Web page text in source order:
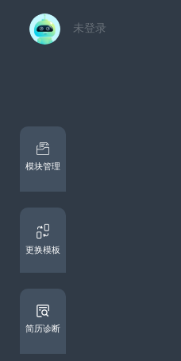
未登录
模块管理
更换模板
简历诊断